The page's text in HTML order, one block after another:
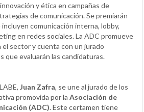
y ética en campañas de
de comunicación. Se premiarán
comunicación interna, lobby,
en redes sociales. La ADC promueve
el sector y cuenta con un jurado
que evaluarán las candidaturas.
Juan Zafra, se une al jurado de los
promovida por la Asociación de
(ADC). Este certamen tiene